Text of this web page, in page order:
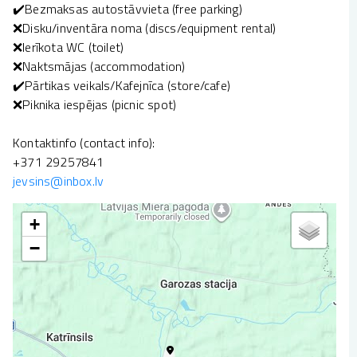
✔️Bezmaksas autostāvvieta (free parking)
❌Disku/inventāra noma (discs/equipment rental)
❌Ierīkota WC (toilet)
❌Naktsmājas (accommodation)
✔️Pārtikas veikals/Kafejnīca (store/cafe)
❌Piknika iespējas (picnic spot)
Kontaktinfo (contact info):
+371 29257841
jevsins@inbox.lv
+
−